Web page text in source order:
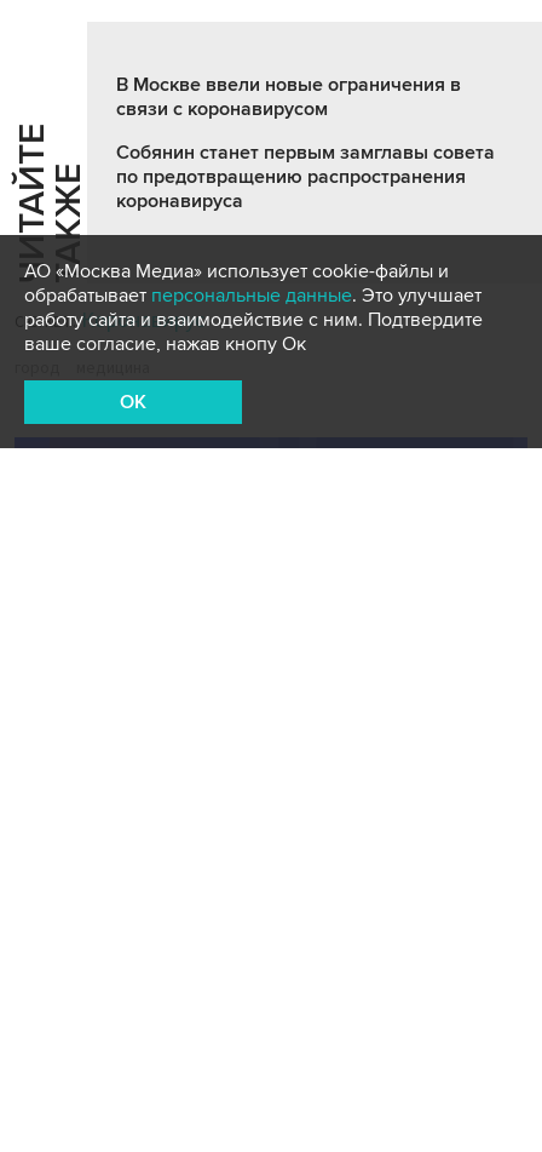
Ч
И
Т
АЙ
Т
Е
Т
А
К
ЖЕ
В Москве ввели новые ограничения в
связи с коронавирусом
Собянин станет первым замглавы совета
по предотвращению распространения
коронавируса
СЮЖЕТ: Коронавирус
АО «Москва Медиа» использует cookie-файлы и
обрабатывает персональные данные. Это улучшает
работу сайта и взаимодействие с ним. Подтвердите
ваше согласие, нажав кнопу Ок
OK